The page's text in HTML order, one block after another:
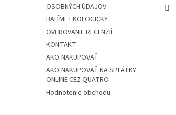
OSOBNÝCH ÚDAJOV
BALÍME EKOLOGICKY
OVEROVANIE RECENZIÍ
KONTAKT
AKO NAKUPOVAŤ
AKO NAKUPOVAŤ NA SPLÁTKY
ONLINE CEZ QUATRO
Hodnotenie obchodu